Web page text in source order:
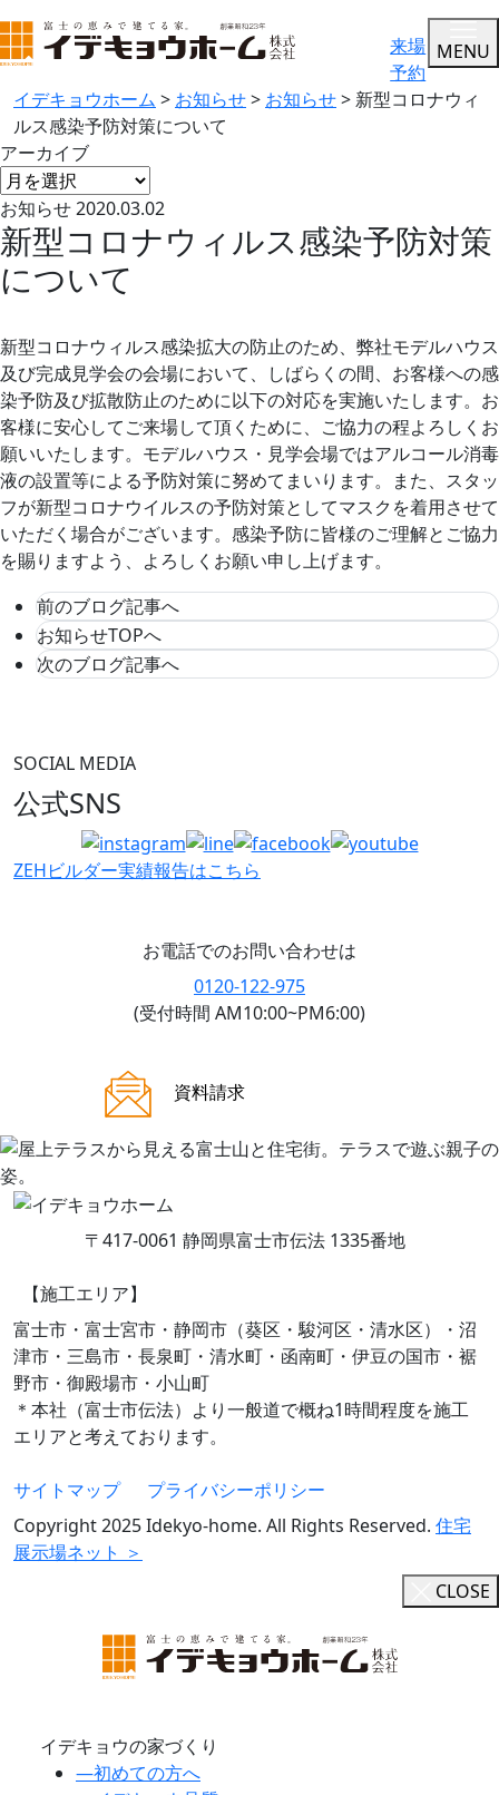
来場
予約
MENU
イデキョウホーム > お知らせ> お知らせ> 新型コロナウィ
ルス感染予防対策について
アーカイブ
お知らせ2020.03.02
新型コロナウィルス感染予防対策
について
新型コロナウィルス感染拡大の防止のため、弊社モデルハウス
及び完成見学会の会場において、しばらくの間、お客様への感
染予防及び拡散防止のために以下の対応を実施いたします。お
客様に安心してご来場して頂くために、ご協力の程よろしくお
願いいたします。モデルハウス・見学会場ではアルコール消毒
液の設置等による予防対策に努めてまいります。また、スタッ
フが新型コロナウイルスの予防対策としてマスクを着用させて
いただく場合がございます。感染予防に皆様のご理解とご協力
を賜りますよう、よろしくお願い申し上げます。
前のブログ記事へ
お知らせTOPへ
次のブログ記事へ
SOCIAL MEDIA
公式SNS
ZEHビルダー実績報告はこちら
お電話でのお問い合わせは
0120-122-975
(受付時間 AM10:00~PM6:00)
資料請求
〒417-0061 静岡県富士市伝法 1335番地
【施工エリア】
富士市・富士宮市・静岡市（葵区・駿河区・清水区）・沼
津市・三島市・長泉町・清水町・函南町・伊豆の国市・裾
野市・御殿場市・小山町
＊本社（富士市伝法）より一般道で概ね1時間程度を施工
エリアと考えております。
サイトマップ
プライバシーポリシー
Copyright 2025 Idekyo-home. All Rights Reserved. 住宅
展示場ネット ＞
CLOSE
イデキョウの家づくり
―初めての方へ